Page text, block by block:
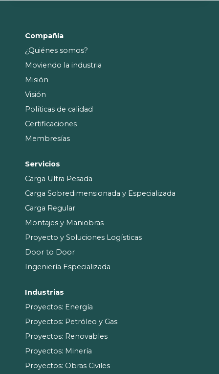
Compañía
¿Quiénes somos?
Moviendo la industria
Misión
Visión
Políticas de calidad
Certificaciones
Membresías
Servicios
Carga Ultra Pesada
Carga Sobredimensionada y Especializada
Carga Regular
Montajes y Maniobras
Proyecto y Soluciones Logísticas
Door to Door
Ingeniería Especializada
Industrias
Proyectos: Energía
Proyectos: Petróleo y Gas
Proyectos: Renovables
Proyectos: Minería
Proyectos: Obras Civiles